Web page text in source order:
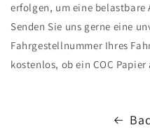
erfolgen, um eine belastbare
Senden Sie uns gerne eine
Fahrgestellnummer Ihres
kostenlos, ob ein COC